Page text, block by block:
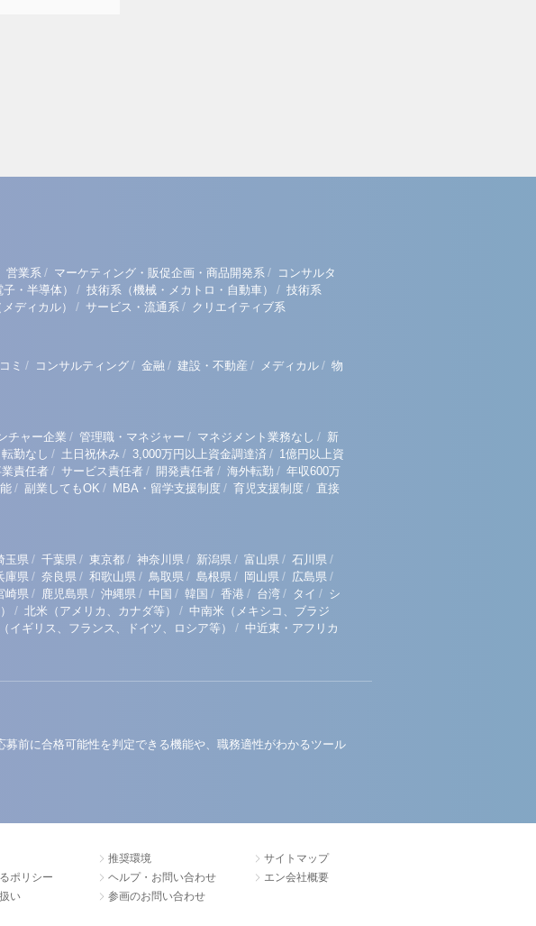
営業系 / マーケティング・販促企画・商品開発系 / コンサルタ
・半導体） / 技術系（機械・メカトロ・自動車） / 技術系
ディカル） / サービス・流通系 / クリエイティブ系
ミ / コンサルティング / 金融 / 建設・不動産 / メディカル / 物
チャー企業 / 管理職・マネジャー / マネジメント業務なし / 新
転勤なし / 土日祝休み / 3,000万円以上資金調達済 / 1億円以上資
責任者 / サービス責任者 / 開発責任者 / 海外転勤 / 年収600万
/ 副業してもOK / MBA・留学支援制度 / 育児支援制度 / 直接
玉県 / 千葉県 / 東京都 / 神奈川県 / 新潟県 / 富山県 / 石川県 /
庫県 / 奈良県 / 和歌山県 / 鳥取県 / 島根県 / 岡山県 / 広島県 /
崎県 / 鹿児島県 / 沖縄県 / 中国 / 韓国 / 香港 / 台湾 / タイ / シ
/ 北米（アメリカ、カナダ等） / 中南米（メキシコ、ブラジ
イギリス、フランス、ドイツ、ロシア等） / 中近東・アフリカ
前に合格可能性を判定できる機能や、職務適性がわかるツール
ポリシー
い
推奨環境
ヘルプ・お問い合わせ
参画のお問い合わせ
サイトマップ
エン会社概要